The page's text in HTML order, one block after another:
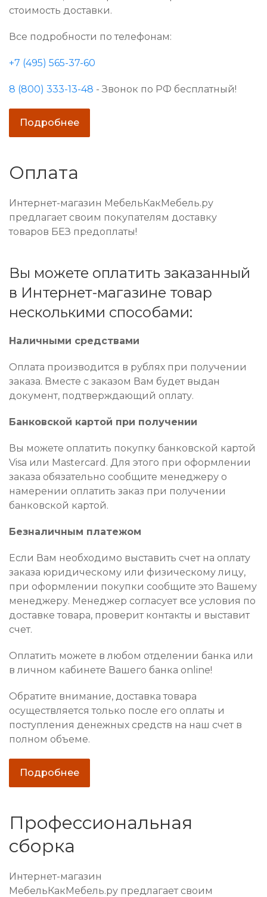
стоимость доставки.
Все подробности по телефонам:
+7 (495) 565-37-60
8 (800) 333-13-48 - Звонок по РФ бесплатный!
Подробнее
Оплата
Интернет-магазин МебельКакМебель.ру
предлагает своим покупателям доставку
товаров БЕЗ предоплаты!
Вы можете оплатить заказанный
в Интернет-магазине товар
несколькими способами:
Наличными средствами
Оплата производится в рублях при получении
заказа. Вместе с заказом Вам будет выдан
документ, подтверждающий оплату.
Банковской картой при получении
Вы можете оплатить покупку банковской картой
Visa или Mastercard. Для этого при оформлении
заказа обязательно сообщите менеджеру о
намерении оплатить заказ при получении
банковской картой.
Безналичным платежом
Если Вам необходимо выставить счет на оплату
заказа юридическому или физическому лицу,
при оформлении покупки сообщите это Вашему
менеджеру. Менеджер согласует все условия по
доставке товара, проверит контакты и выставит
счет.
Оплатить можете в любом отделении банка или
в личном кабинете Вашего банка online!
Обратите внимание, доставка товара
осуществляется только после его оплаты и
поступления денежных средств на наш счет в
полном объеме.
Подробнее
Профессиональная
сборка
Интернет-магазин
МебельКакМебель.ру предлагает своим